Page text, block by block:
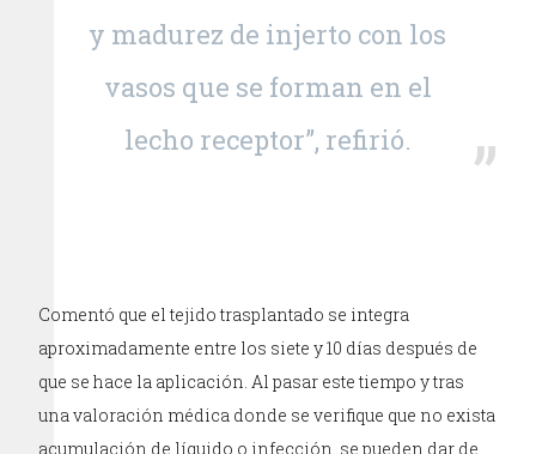
y madurez de injerto con los
vasos que se forman en el
lecho receptor”, refirió.
Comentó que el tejido trasplantado se integra
aproximadamente entre los siete y 10 días después de
que se hace la aplicación. Al pasar este tiempo y tras
una valoración médica donde se verifique que no exista
acumulación de líquido o infección, se pueden dar de